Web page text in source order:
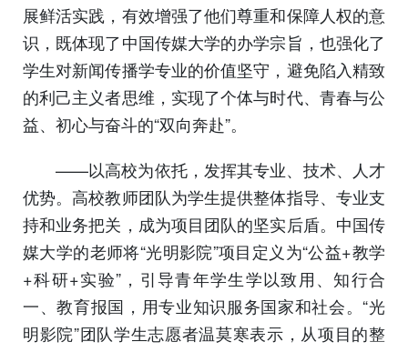
展鲜活实践，有效增强了他们尊重和保障人权的意
识，既体现了中国传媒大学的办学宗旨，也强化了
学生对新闻传播学专业的价值坚守，避免陷入精致
的利己主义者思维，实现了个体与时代、青春与公
益、初心与奋斗的“双向奔赴”。
——以高校为依托，发挥其专业、技术、人才
优势。高校教师团队为学生提供整体指导、专业支
持和业务把关，成为项目团队的坚实后盾。中国传
媒大学的老师将“光明影院”项目定义为“公益+教学
+科研+实验”，引导青年学生学以致用、知行合
一、教育报国，用专业知识服务国家和社会。“光
明影院”团队学生志愿者温莫寒表示，从项目的整